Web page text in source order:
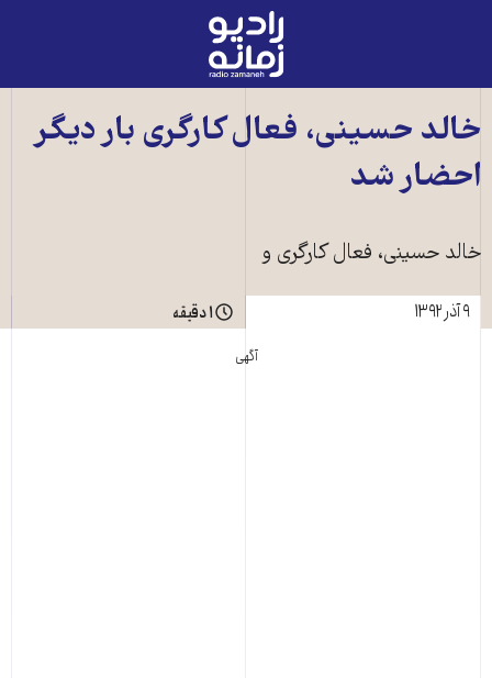
رادیو
زمانه
به
خالد حسینی، فعال کارگری بار دیگر
احضار شد
خالد حسینی، فعال کارگری و
۹ آذر ۱۳۹۲
۱ دقیقه
آگهی